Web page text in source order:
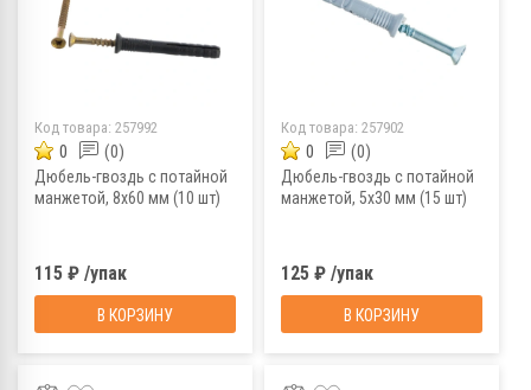
Код товара: 257992
0 (0)
Дюбель-гвоздь с потайной
манжетой, 8х60 мм (10 шт)
115 ₽ /упак
В КОРЗИНУ
Код товара: 257902
0 (0)
Дюбель-гвоздь с потайной
манжетой, 5х30 мм (15 шт)
125 ₽ /упак
В КОРЗИНУ